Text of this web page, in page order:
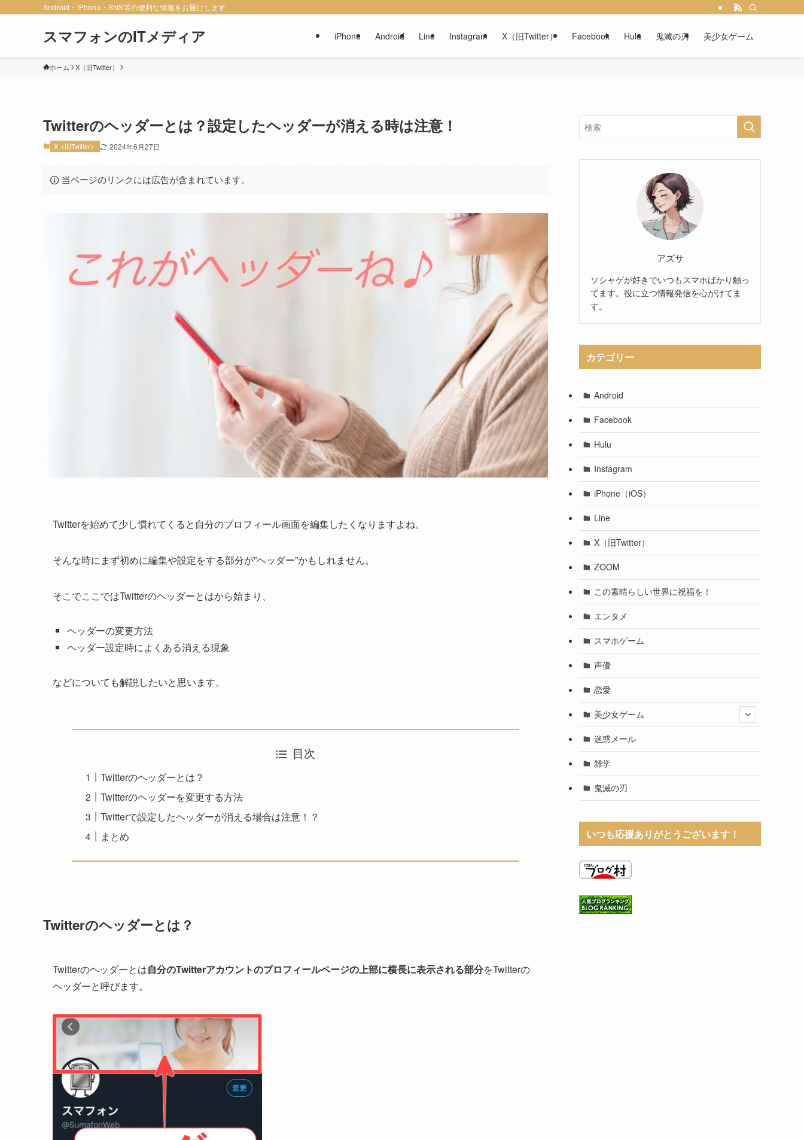
Android・iPhone・SNS等の便利な情報をお届けします
スマフォンのITメディア iPhone Android Line Instagram X（旧Twitter） Facebook Hulu 鬼滅の刃 美少女ゲーム
ホーム X（旧Twitter）
Twitterのヘッダーとは？設定したヘッダーが消える時は注意！
X（旧Twitter） 2024年6月27日
当ページのリンクには広告が含まれています。
Twitterを始めて少し慣れてくると自分のプロフィール画面を編集したくなりますよね。
そんな時にまず初めに編集や設定をする部分が”ヘッダー”かもしれません。
そこでここではTwitterのヘッダーとはから始まり、
ヘッダーの変更方法
ヘッダー設定時によくある消える現象
などについても解説したいと思います。
目次
Twitterのヘッダーとは？
Twitterのヘッダーを変更する方法
Twitterで設定したヘッダーが消える場合は注意！？
まとめ
Twitterのヘッダーとは？
Twitterのヘッダーとは自分のTwitterアカウントのプロフィールページの上部に横長に表示される部分をTwitterの
ヘッダーと呼びます。
アズサ
ソシャゲが好きでいつもスマホばかり触っ
てます。役に立つ情報発信を心がけてま
す。
カテゴリー
Android
Facebook
Hulu
Instagram
iPhone（iOS）
Line
X（旧Twitter）
ZOOM
この素晴らしい世界に祝福を！
エンタメ
スマホゲーム
声優
恋愛
美少女ゲーム
迷惑メール
雑学
鬼滅の刃
いつも応援ありがとうございます！